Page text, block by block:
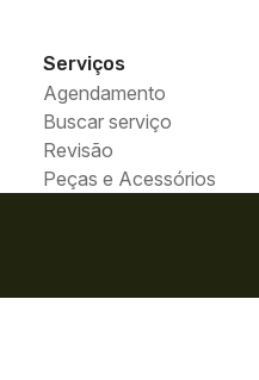
Serviços
Agendamento
Buscar serviço
Revisão
Peças e Acessórios